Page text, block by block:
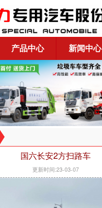
产品中心 新闻中心
国六长安2方扫路车
更新时间:23-03-07